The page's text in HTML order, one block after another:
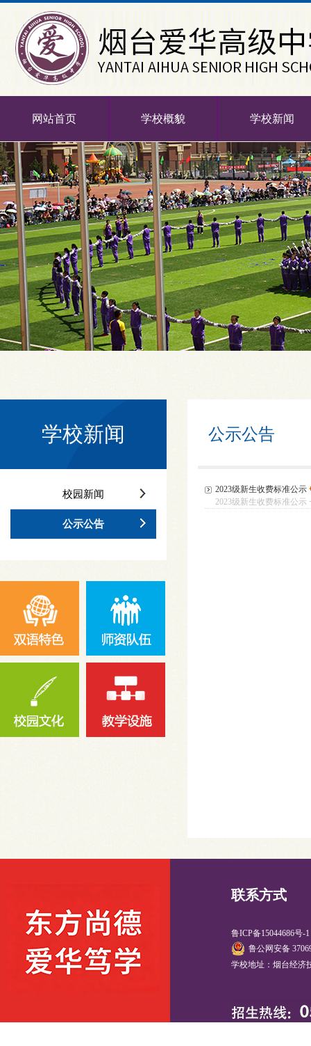
网站首页 学校概貌 学校新闻
-->
学校新闻
校园新闻
公示公告
公示公告
2023级新生收费标准公示
2023级新生收费标准公示
联系方式
鲁ICP备15044686号-1
鲁公网安备
学校地址：烟台经济